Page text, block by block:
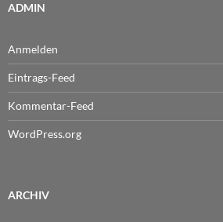
ADMIN
Anmelden
Eintrags-Feed
Kommentar-Feed
WordPress.org
ARCHIV